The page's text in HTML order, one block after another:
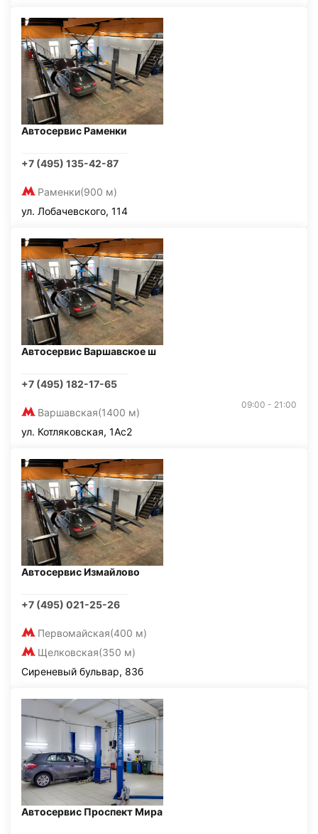
Автосервис Раменки
+7 (495) 135-42-87
Раменки(900 м)
ул. Лобачевского, 114
Автосервис Варшавское ш
+7 (495) 182-17-65
Варшавская(1400 м)
09:00 - 21:00
ул. Котляковская, 1Ас2
Автосервис Измайлово
+7 (495) 021-25-26
Первомайская(400 м)
Щелковская(350 м)
Сиреневый бульвар, 83б
Автосервис Проспект Мира